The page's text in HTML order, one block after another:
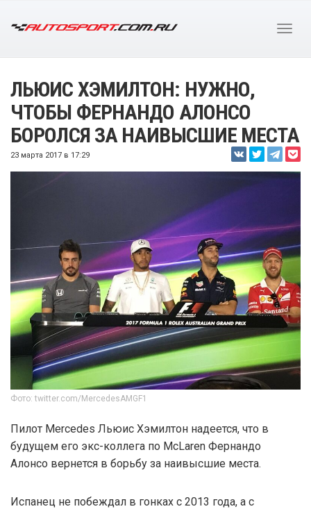
ЛЬЮИС ХЭМИЛТОН: НУЖНО,
ЧТОБЫ ФЕРНАНДО АЛОНСО
БОРОЛСЯ ЗА НАИВЫСШИЕ МЕСТА
23 марта 2017 в 17:29
Фото: twitter.com/MercedesAMGF1
Пилот Mercedes Льюис Хэмилтон надеется, что в
будущем его экс-коллега по McLaren Фернандо
Алонсо вернется в борьбу за наивысшие места.
Испанец не побеждал в гонках с 2013 года, а с